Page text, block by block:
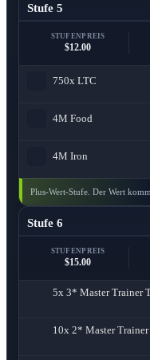
Stufe 5
STUFENPREIS
$12.00
750x LTC
4M Food
4M Iron
Plus-Wert-Stufe. Der Wert
Stufe 6
STUFENPREIS
$15.00
5x 3* Master Trainer
10x 2* Master